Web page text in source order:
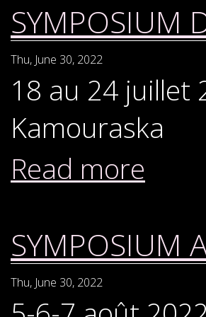
SYMPOSIUM
Thu, June 30, 2022
18 au 24 juillet
Kamouraska
Read more
SYMPOSIUM
Thu, June 30, 2022